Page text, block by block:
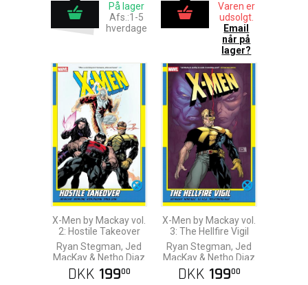
På lager
Afs.:1-5
hverdage
Varen er
udsolgt.
Email
når på
lager?
X-Men by Mackay vol.
2: Hostile Takeover
Ryan Stegman, Jed
MacKay & Netho Diaz
DKK 19900
X-Men by Mackay vol.
3: The Hellfire Vigil
Ryan Stegman, Jed
MacKay & Netho Diaz
DKK 19900